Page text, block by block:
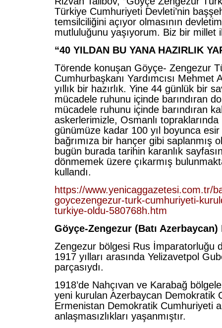
Türkiye Cumhuriyeti Devleti’nin
temsilciliğini açıyor olmasının
mutluluğunu yaşıyorum. Biz bir millet
“40 YILDAN BU YANA HAZIRLIK
Törende konuşan Göyçe- Zengezur
Cumhurbaşkanı Yardımcısı Mehmet
yıllık bir hazırlık. Yine 44 günlük bir
mücadele ruhunu içinde barındıran
mücadele ruhunu içinde barındıran
askerlerimizle, Osmanlı topraklarında
günümüze kadar 100 yıl boyunca esir
bağrımıza bir hançer gibi saplanmış
bugün burada tarihin karanlık
dönmemek üzere çıkarmış
kullandı.
https://www.yenicaggazetesi.com.tr/
goycezengezur-turk-cumhuriyeti-
turkiye-oldu-580768h.htm
Göyçe-Zengezur (Batı Azerbaycan)
Zengezur bölgesi Rus İmparatorluğu
1917 yılları arasında Yelizavetpol
parçasıydı.
1918’de Nahçıvan ve Karabağ
yeni kurulan Azerbaycan Demokratik
Ermenistan Demokratik Cumhuriyeti
anlaşmasızlıkları yaşanmıştır.